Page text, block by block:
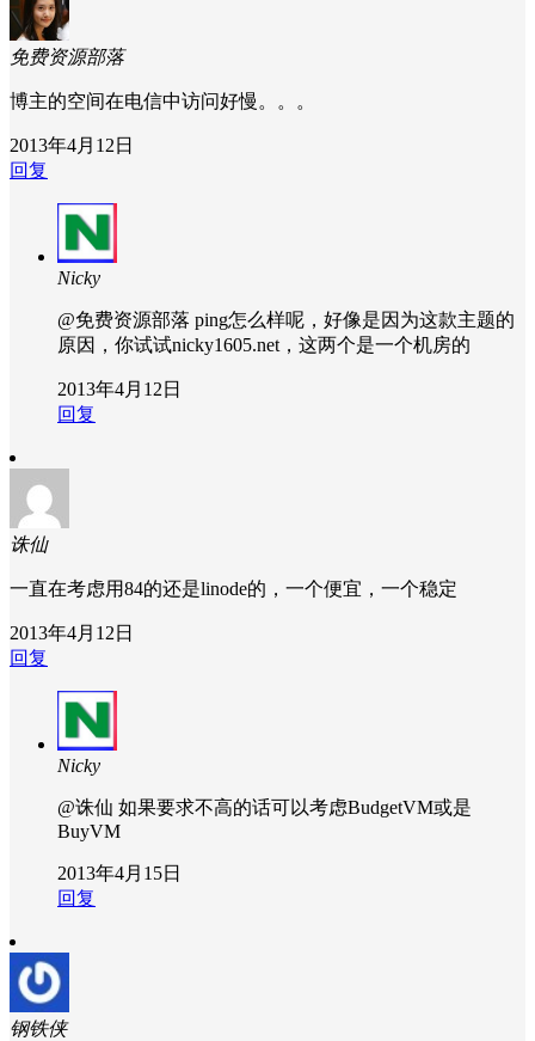
免费资源部落
博主的空间在电信中访问好慢。。。
2013年4月12日
回复
Nicky
@免费资源部落 ping怎么样呢，好像是因为这款主题的
原因，你试试nicky1605.net，这两个是一个机房的
2013年4月12日
回复
诛仙
一直在考虑用84的还是linode的，一个便宜，一个稳定
2013年4月12日
回复
Nicky
@诛仙 如果要求不高的话可以考虑BudgetVM或是
BuyVM
2013年4月15日
回复
钢铁侠